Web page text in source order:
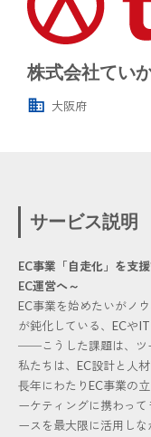
株式会社てい
大阪府
サービス説明
EC事業「自走化」を支
EC運営へ～
EC事業を始めたいがノ
が鈍化している、ECや
──こうした課題は、ツ
私たちは、EC設計と人
⾧年にわたりEC事業の
ーケティングに携わっ
ースを最大限に活用し